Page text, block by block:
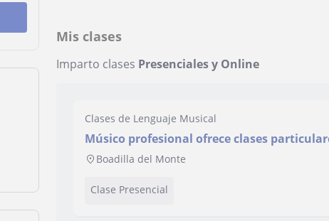
Mis clases
Imparto clases Presenciales y Online
Clases de Lenguaje Musical
Músico profesional ofrece clases
y piano
Boadilla del Monte
Clase Presencial